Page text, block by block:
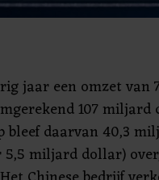
jaar een omzet van
107 miljard
bleef daarvan 40,3
5,5 miljard dollar)